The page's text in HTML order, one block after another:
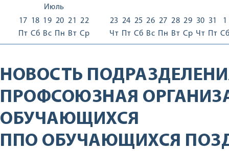
Июль
17
Пт
18
Сб
19
Вс
20
Пн
21
Вт
22
Ср
23
Чт
24
Пт
25
Сб
26
Вс
27
Пн
28
Вт
29
Ср
30
Чт
31
Пт
1
Сб
НОВОСТЬ
ПРОФСОЮЗНАЯ
ОБУЧАЮЩИХСЯ
ППО ОБУЧАЮЩИХСЯ